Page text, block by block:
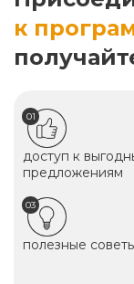
к
01
доступ к
предложениям
03
полезные